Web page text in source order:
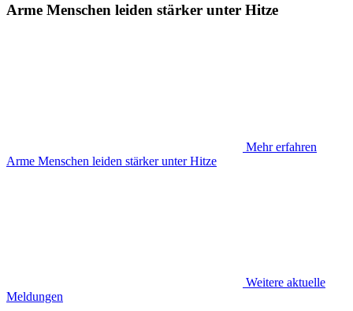
Arme Menschen leiden stärker unter Hitze
Mehr erfahren
Arme Menschen leiden stärker unter Hitze
Weitere aktuelle
Meldungen